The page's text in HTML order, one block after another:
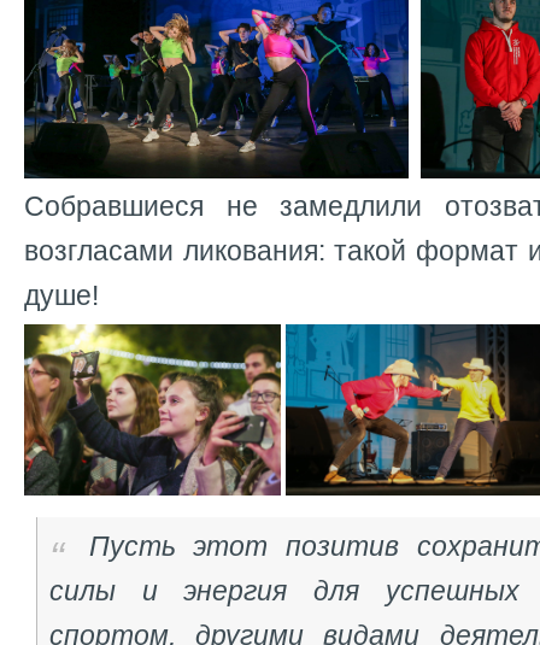
Собравшиеся не замедлили
возгласами ликования: такой формат
душе!
Пусть этот позитив
силы и энергия для успешных
спортом, другими видами